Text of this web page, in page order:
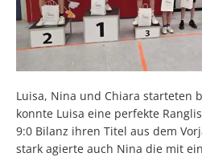
Luisa, Nina und Chiara starteten
konnte Luisa eine perfekte
9:0 Bilanz ihren Titel aus dem
stark agierte auch Nina die mit